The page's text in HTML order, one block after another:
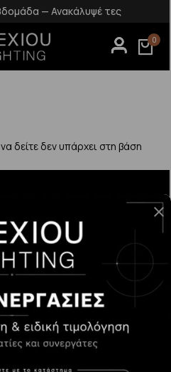
— Ανακάλυψέ τες
0
δείτε δεν υπάρχει στη βάση
55, 15232, Χαλάνδρι